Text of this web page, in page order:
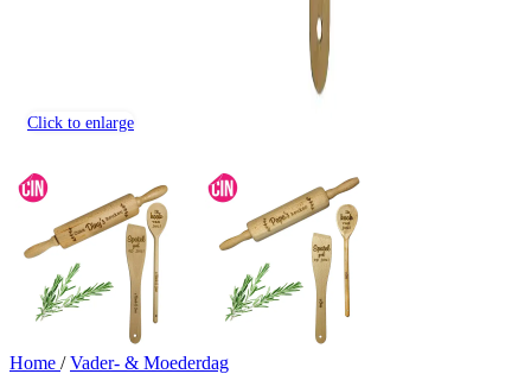
Click to enlarge
Home / Vader- & Moederdag